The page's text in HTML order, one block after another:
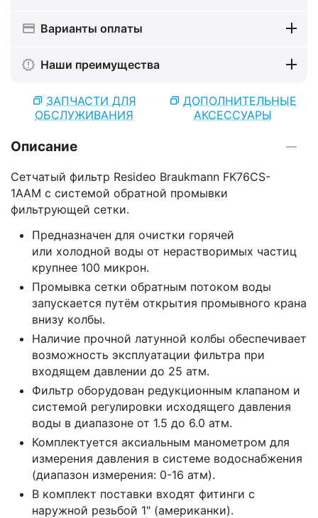
Варианты оплаты
Наши преимущества
ЗАПЧАСТИ ДЛЯ
ОБСЛУЖИВАНИЯ
ДОПОЛНИТЕЛЬНЫЕ
АКСЕССУАРЫ
Описание
Сетчатый фильтр Resideo Braukmann FK76CS-
1AAM с системой обратной промывки
фильтрующей сетки.
Предназначен для очистки горячей
или холодной воды от нерастворимых частиц
крупнее 100 микрон.
Промывка сетки обратным потоком воды
запускается путём открытия промывного крана
внизу колбы.
Наличие прочной латунной колбы обеспечивает
возможность эксплуатации фильтра при
входящем давлении до 25 атм.
Фильтр оборудован редукционным клапаном и
системой регулировки исходящего давления
воды в диапазоне от 1.5 до 6.0 атм.
Комплектуется аксиальным манометром для
измерения давления в системе водоснабжения
(диапазон измерения: 0-16 атм).
В комплект поставки входят фитинги с
наружной резьбой 1" (американки).